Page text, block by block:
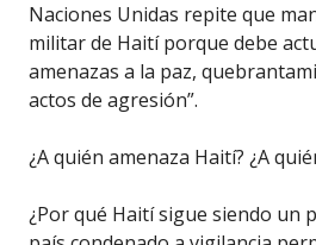
Naciones Unidas repite que
militar de Haití porque debe
amenazas a la paz,
actos de agresión”.
¿A quién amenaza Haití? ¿A
¿Por qué Haití sigue siendo un